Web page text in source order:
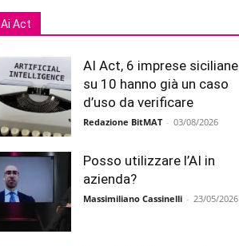
Ai Act
AI Act, 6 imprese siciliane
su 10 hanno già un caso
d’uso da verificare
Redazione BitMAT - 03/08/2026
Posso utilizzare l’AI in
azienda?
Massimiliano Cassinelli - 23/05/2026